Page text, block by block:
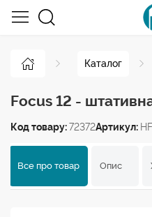
Каталог
Focus 12 -
Код товару:72372Артикул:
Все про товар Опис